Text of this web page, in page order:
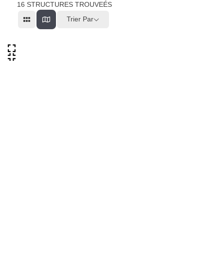
16 STRUCTURES TROUVEÉS
Trier Par